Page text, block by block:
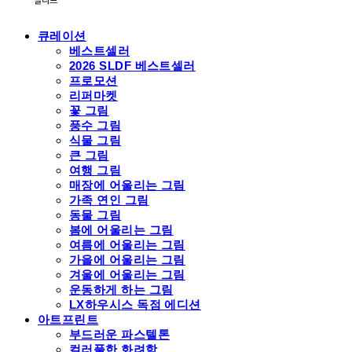
큐레이션
베스트셀러
2026 SLDF 베스트셀러
프로모션
리퍼마켓
꽃 그림
풍수 그림
식물 그림
큰 그림
여행 그림
매장에 어울리는 그림
가족 연인 그림
동물 그림
봄에 어울리는 그림
여름에 어울리는 그림
가을에 어울리는 그림
겨울에 어울리는 그림
운동하게 하는 그림
LX하우시스 독점 에디션
아트프린트
부드러운 파스텔톤
컬러풀한 화려함